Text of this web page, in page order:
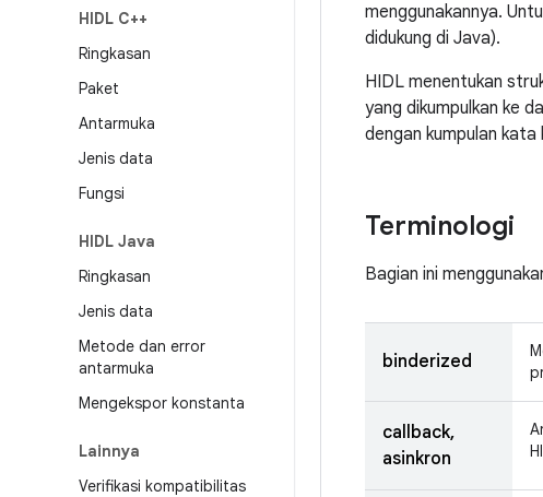
HIDL C++
Ringkasan
Paket
Antarmuka
Jenis data
Fungsi
HIDL Java
Ringkasan
Jenis data
Metode dan error
antarmuka
Mengekspor konstanta
Lainnya
Verifikasi kompatibilitas
menggunakannya.
didukung di Java).
HIDL menentukan
yang dikumpulkan ke
dengan kumpulan
Terminologi
Bagian ini
binderized
callback,
asinkron